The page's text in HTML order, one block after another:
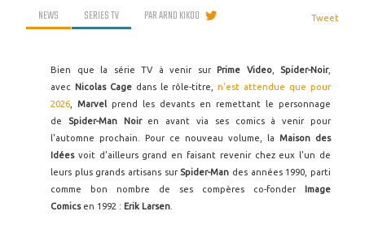
NEWS SERIES TV PARARNO KIKOO Tweet
Bien que la série TV à venir sur Prime Video, Spider-Noir,
avec Nicolas Cage dans le rôle-titre,n'est attendue que pour
2026
Marvel prend les devants en remettant le personnage
de Spider-Man Noir en avant via ses comics à venir pour
l'automne prochain. Pour ce nouveau volume, la Maison des
Idées voit d'ailleurs grand en faisant revenir chez eux l'un de
leurs plus grands artisans sur Spider-Man des années 1990, parti
comme bon nombre de ses compères co-fonder Image
Comics en 1992 : Erik Larsen